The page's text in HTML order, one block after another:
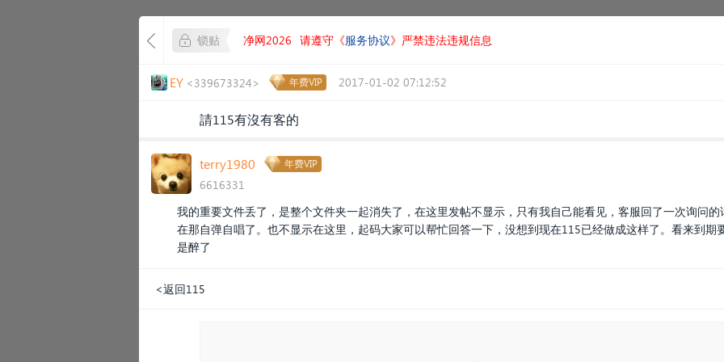
锁贴 净网2026 请遵守《服务协议》严禁违法违规信息
EY <339673324> 年费VIP 2017-01-02 07:12:52
請115有沒有客的
terry1980 年费VIP
6616331
我的重要文件丢了，是整个文件夹一起消失了，在这里发帖不显示，只有我自己能看见，客服回了一次询问
在那自弹自唱了。也不显示在这里，起码大家可以帮忙回答一下，没想到现在115已经做成这样了。看来到期
是醉了
<返回115